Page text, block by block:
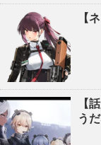
【
【
う